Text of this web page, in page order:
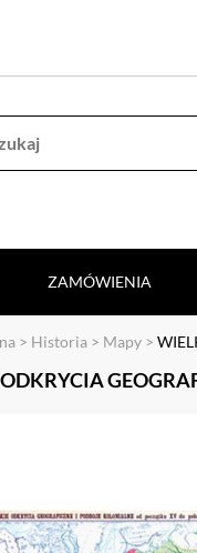
ZAMÓWIENIA
> Historia > Mapy >